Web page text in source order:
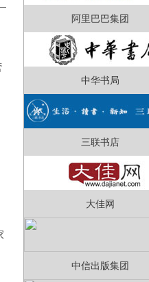
阿里巴巴集团
中华书局
三联书店
大佳网
中信出版集团